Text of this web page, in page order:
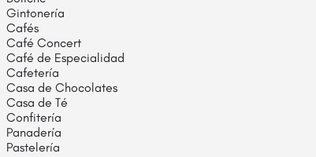
Gintonería
Cafés
Café Concert
Café de Especialidad
Cafetería
Casa de Chocolates
Casa de Té
Confitería
Panadería
Pastelería